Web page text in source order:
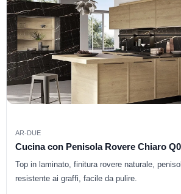
AR-DUE
Cucina con Penisola Rovere Chiaro
Top in laminato, finitura rovere naturale,
resistente ai graffi, facile da pulire.